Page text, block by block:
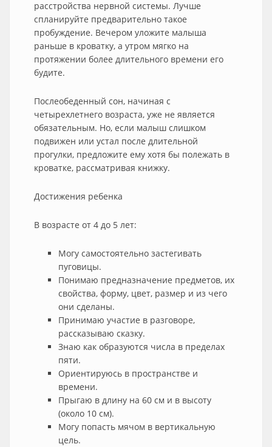
расстройства нервной системы. Лучше
спланируйте предварительно такое
пробуждение. Вечером уложите малыша
раньше в кроватку, а утром мягко на
протяжении более длительного времени его
будите.
Послеобеденный сон, начиная с
четырехлетнего возраста, уже не является
обязательным. Но, если малыш слишком
подвижен или устал после длительной
прогулки, предложите ему хотя бы полежать в
кроватке, рассматривая книжку.
Достижения ребенка
В возрасте от 4 до 5 лет:
Могу самостоятельно застегивать
пуговицы.
Понимаю предназначение предметов, их
свойства, форму, цвет, размер и из чего
они сделаны.
Принимаю участие в разговоре,
рассказываю сказку.
Знаю как образуются числа в пределах
пяти.
Ориентируюсь в пространстве и
времени.
Прыгаю в длину на 60 см и в высоту
(около 10 см).
Могу попасть мячом в вертикальную
цель.